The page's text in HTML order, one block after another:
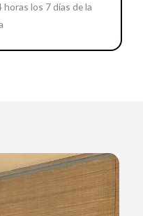
los 7 días de la